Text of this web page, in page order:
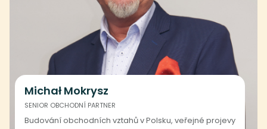
Michał Mokrysz
SENIOR OBCHODNÍ PARTNER
Budování obchodních vztahů v Polsku, veřejné projevy